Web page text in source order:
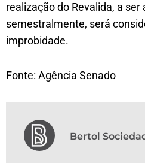
realização do Revalida, a ser
semestralmente, será
improbidade.
Fonte: Agência Senado
Bertol